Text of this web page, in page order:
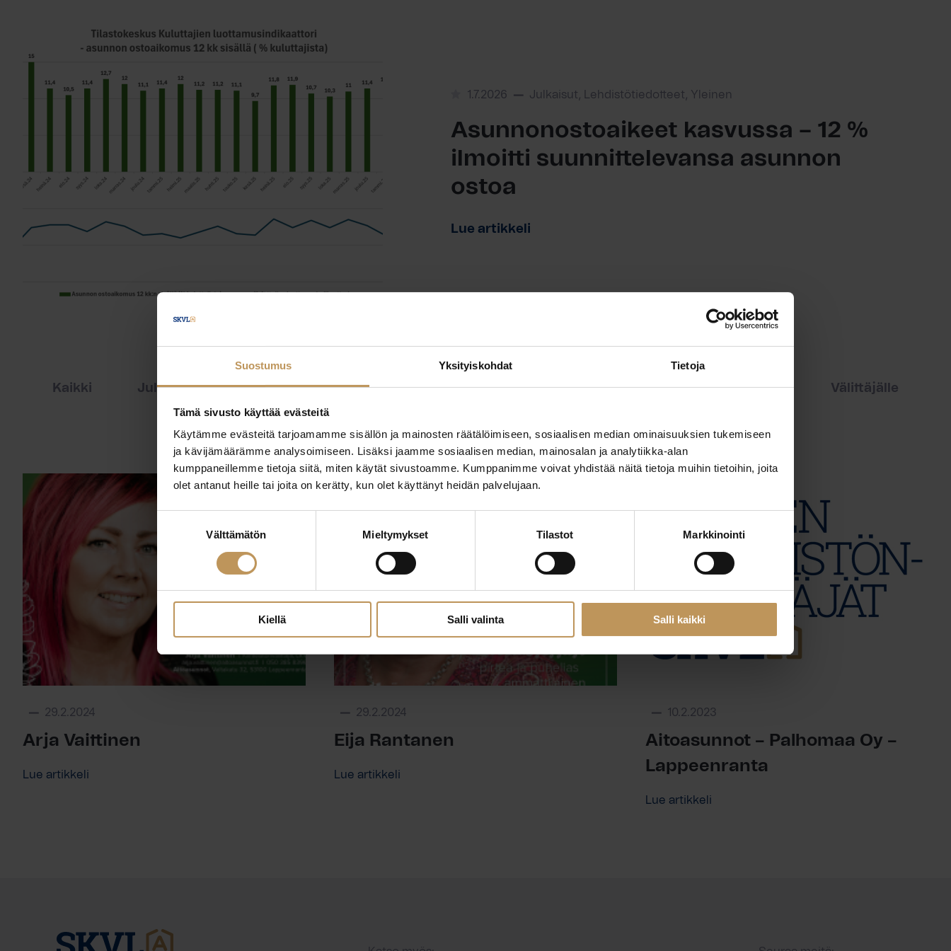
Suostumus Yksityiskohdat Tietoja
Tämä sivusto käyttää evästeitä
Käytämme evästeitä tarjoamamme sisällön ja mainosten räätälöimiseen, sosiaalisen median ominaisuuksien tukemiseen
ja kävijämäärämme analysoimiseen. Lisäksi jaamme sosiaalisen median, mainosalan ja analytiikka-alan
kumppaneillemme tietoja siitä, miten käytät sivustoamme. Kumppanimme voivat yhdistää näitä tietoja muihin tietoihin, joita
olet antanut heille tai joita on kerätty, kun olet käyttänyt heidän palvelujaan.
Välttämätön Mieltymykset Tilastot Markkinointi
Kiellä Salli valinta Salli kaikki
1.7.2026 Julkaisut, Lehdistötiedotteet, Yleinen
Asunnonostoaikeet kasvussa – 12 %
ilmoitti suunnittelevansa asunnon
ostoa
Lue artikkeli
Kaikki Julkaisut Lehdistötiedotteet Myyjälle Ostajalle Uutiset Vuokraajalle Välittäjälle
Yleinen
29.2.2024
Arja Vaittinen
Lue artikkeli
29.2.2024
Eija Rantanen
Lue artikkeli
10.2.2023
Aitoasunnot – Palhomaa Oy –
Lappeenranta
Lue artikkeli